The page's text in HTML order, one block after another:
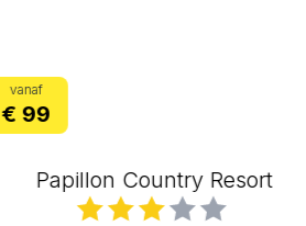
vanaf
€ 99
Papillon Country Resort